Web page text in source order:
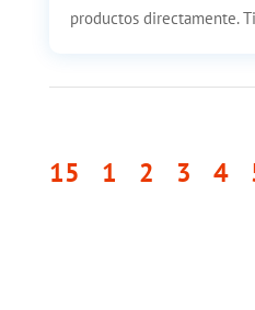
productos directamente.
15
1 2 3 4